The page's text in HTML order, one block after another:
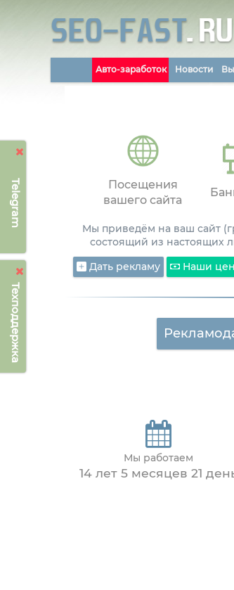
Telegram
Техподдержка
Авто-заработок Новости
Посещения
вашего сайта
Мы приведём на ваш сайт
состоящий из настоящих
Дать рекламу
Наши
Мы работаем
14 лет 5 месяцев 21